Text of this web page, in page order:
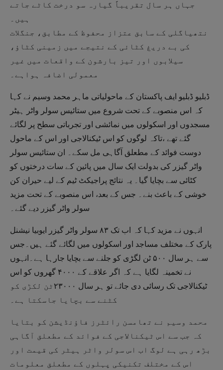
جہاں ہر سال تقریباً گیارہ سو درخت کاٹے جاتے
ہیں۔
نتھیاگلی کے سابق عتزاز محفوظ کے مطابق، جنگلات
کی بے دریغ کٹائی کے نتیجے میں زمینی کٹاؤ،
سیلابوں اور تیز بارشون کے واقعات میں غیر
ڈبلیو ڈبلیو ایف پاکستان کے ماحولیاتی ماہر محمد وسیم نے کہا
کہ اس منصوبے کے تحت شروع میں ستائیس سولر واٹر ہیٹر
مسجدوں اور اسکولوں میں نمائشی اور تجرباتی سطح پر لگائے
گئے تھے ،تاکہ لوگوں کو اس ٹیکنالاجی اور اس کے ماحول
دوست فوائد کے مطعلق آگاہی مل سکے۔ ان ستائیس سولر
واٹر گیزر کی بدولت ایک سال میں پائین کے سات درختوں کو
کٹائی سے بچایا گیا۔ یہ نتائج پراجیکٹ ٹیم کے لیے حیران کن
خوشی کے باعث بنے۔ جس کے بعد، اس منصوبے کے تحت مزید
انہوں نے مزید کہا کہ اب تک ۸۳ سولر واٹر گیزر ایوبیا نیشنل
پارک کے مختلف مساجد اور اسکولوں میں لگائے گئے ہیں۔جس
سے ہر سال ۵۰۰ ٹن لگڑی کو جلنے سے بچایا جارہا ہے۔انہوں
نے تخمینہ لگایا ہے کہ اگر علاقے کے ۴۰۰۰ گھروں کو اس
ٹیکنالاجی تک رسائی دی جائے تو ہر سال ۲۳۰۰۰ٹن لکڑی کو
کٹنے سے بچایا جاسکتا ہے۔
محمد وسیم نے تھامسن رائٹرز فاؤنڈیشن کو بتایا
کہ جب سے اس ٹیکنالاجی کے فوائد کے مطعلق آگاہی
بڑھ رہی ہے لوگ اب اس سولر واٹر ہیٹر کی قیمت اور
اس کے مختلف تکنیکی پہلوں کے مطعلق معلومات